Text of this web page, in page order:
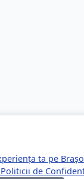
ta pe
Politicii de